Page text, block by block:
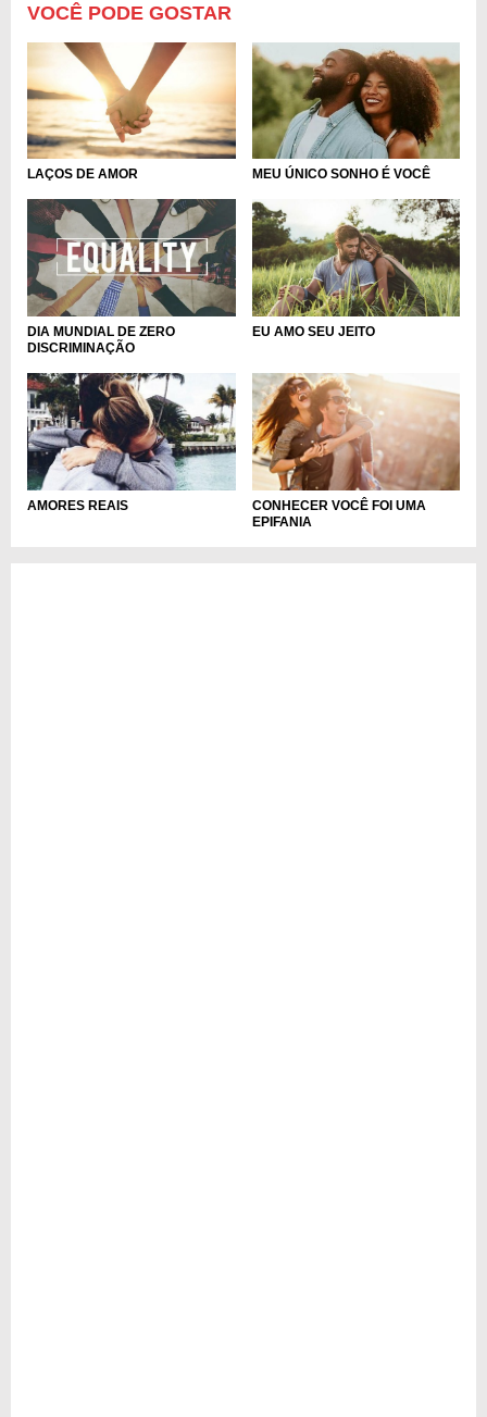
VOCÊ PODE GOSTAR
LAÇOS DE AMOR MEU ÚNICO SONHO É VOCÊ
DIA MUNDIAL DE ZERO
DISCRIMINAÇÃO
EU AMO SEU JEITO
AMORES REAIS
CONHECER VOCÊ FOI UMA
EPIFANIA